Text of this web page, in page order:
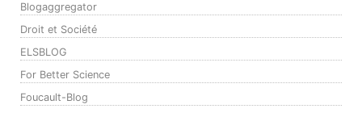
Blogaggregator
Droit et Société
ELSBLOG
For Better Science
Foucault-Blog